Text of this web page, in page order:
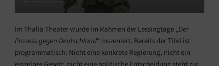
Im Thalia Theater wurde im Rahmen der Lessingtage „Der
Prozess gegen Deutschland“ inszeniert. Bereits der Titel ist
programmatisch: Nicht eine konkrete Regierung, nicht ein